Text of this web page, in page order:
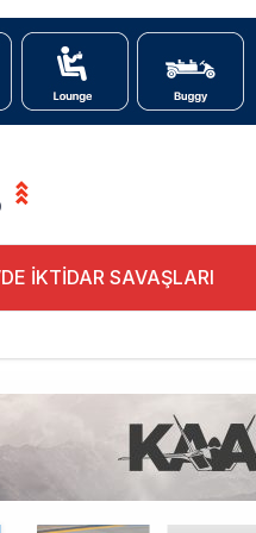
İKTİDAR SAVAŞLARI